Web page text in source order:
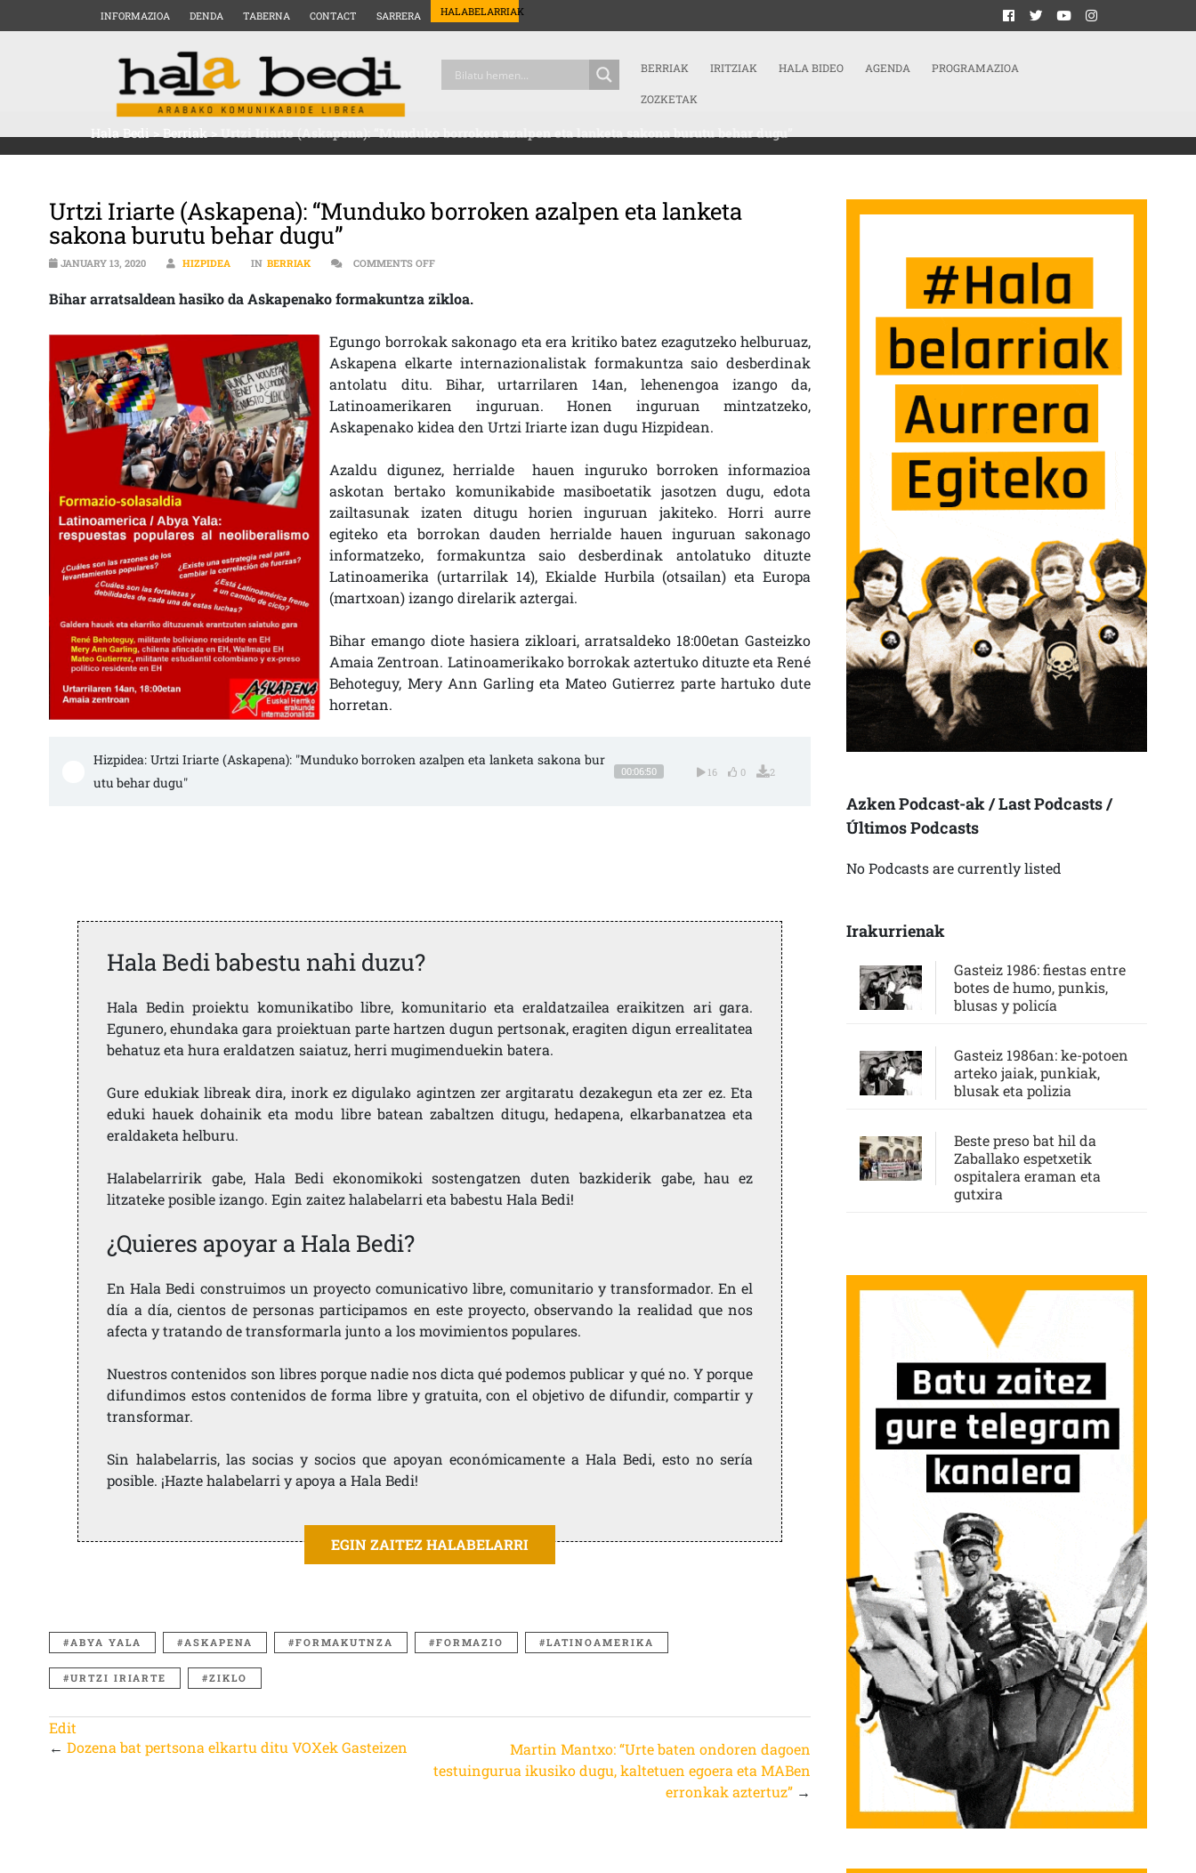
INFORMAZIOA DENDA TABERNA CONTACT SARRERA HALABELARRIAK
BERRIAK IRITZIAK HALA BIDEO AGENDA PROGRAMAZIOA
ZOZKETAK
Hala Bedi>Berriak>Urtzi Iriarte (Askapena): “Munduko borroken azalpen eta lanketa sakona burutu behar dugu”
Urtzi Iriarte (Askapena): “Munduko borroken azalpen eta lanketa
sakona burutu behar dugu”
JANUARY 13, 2020 HIZPIDEA IN BERRIAK COMMENTS OFFON URTZI IRIARTE (ASKAPENA): “MUNDUKO BORROKEN AZALPEN ETA LANKETA SAKONA BURUTU BEHAR DUGU”
Bihar arratsaldean hasiko da Askapenako formakuntza zikloa.
Egungo borrokak sakonago eta era kritiko batez ezagutzeko helburuaz,
Askapena elkarte internazionalistak formakuntza saio desberdinak
antolatu ditu. Bihar, urtarrilaren 14an, lehenengoa izango da,
Latinoamerikaren inguruan. Honen inguruan mintzatzeko,
Askapenako kidea den Urtzi Iriarte izan dugu Hizpidean.
Azaldu digunez, herrialde hauen inguruko borroken informazioa
askotan bertako komunikabide masiboetatik jasotzen dugu, edota
zailtasunak izaten ditugu horien inguruan jakiteko. Horri aurre
egiteko eta borrokan dauden herrialde hauen inguruan sakonago
informatzeko, formakuntza saio desberdinak antolatuko dituzte
Latinoamerika (urtarrilak 14), Ekialde Hurbila (otsailan) eta Europa
(martxoan) izango direlarik aztergai.
Bihar emango diote hasiera zikloari, arratsaldeko 18:00etan Gasteizko
Amaia Zentroan. Latinoamerikako borrokak aztertuko dituzte eta René
Behoteguy, Mery Ann Garling eta Mateo Gutierrez parte hartuko dute
horretan.
Hizpidea: Urtzi Iriarte (Askapena): "Munduko borroken azalpen eta lanketa sakona bur
utu behar dugu"
00:06:50 16 0 2
Hala Bedi babestu nahi duzu?
Hala Bedin proiektu komunikatibo libre, komunitario eta eraldatzailea eraikitzen ari gara.
Egunero, ehundaka gara proiektuan parte hartzen dugun pertsonak, eragiten digun errealitatea
behatuz eta hura eraldatzen saiatuz, herri mugimenduekin batera.
Gure edukiak libreak dira, inork ez digulako agintzen zer argitaratu dezakegun eta zer ez. Eta
eduki hauek dohainik eta modu libre batean zabaltzen ditugu, hedapena, elkarbanatzea eta
eraldaketa helburu.
Halabelarririk gabe, Hala Bedi ekonomikoki sostengatzen duten bazkiderik gabe, hau ez
litzateke posible izango. Egin zaitez halabelarri eta babestu Hala Bedi!
¿Quieres apoyar a Hala Bedi?
En Hala Bedi construimos un proyecto comunicativo libre, comunitario y transformador. En el
día a día, cientos de personas participamos en este proyecto, observando la realidad que nos
afecta y tratando de transformarla junto a los movimientos populares.
Nuestros contenidos son libres porque nadie nos dicta qué podemos publicar y qué no. Y porque
difundimos estos contenidos de forma libre y gratuita, con el objetivo de difundir, compartir y
transformar.
Sin halabelarris, las socias y socios que apoyan económicamente a Hala Bedi, esto no sería
posible. ¡Hazte halabelarri y apoya a Hala Bedi!
EGIN ZAITEZ HALABELARRI
ABYA YALA ASKAPENA FORMAKUTNZA FORMAZIO LATINOAMERIKA
URTZI IRIARTE ZIKLO
Edit
←Dozena bat pertsona elkartu ditu VOXek Gasteizen
Martin Mantxo: “Urte baten ondoren dagoen
testuingurua ikusiko dugu, kaltetuen egoera eta MABen
erronkak aztertuz”→
Azken Podcast-ak / Last Podcasts /
Últimos Podcasts
No Podcasts are currently listed
Irakurrienak
Gasteiz 1986: fiestas entre
botes de humo, punkis,
blusas y policía
Gasteiz 1986an: ke-potoen
arteko jaiak, punkiak,
blusak eta polizia
Beste preso bat hil da
Zaballako espetxetik
ospitalera eraman eta
gutxira